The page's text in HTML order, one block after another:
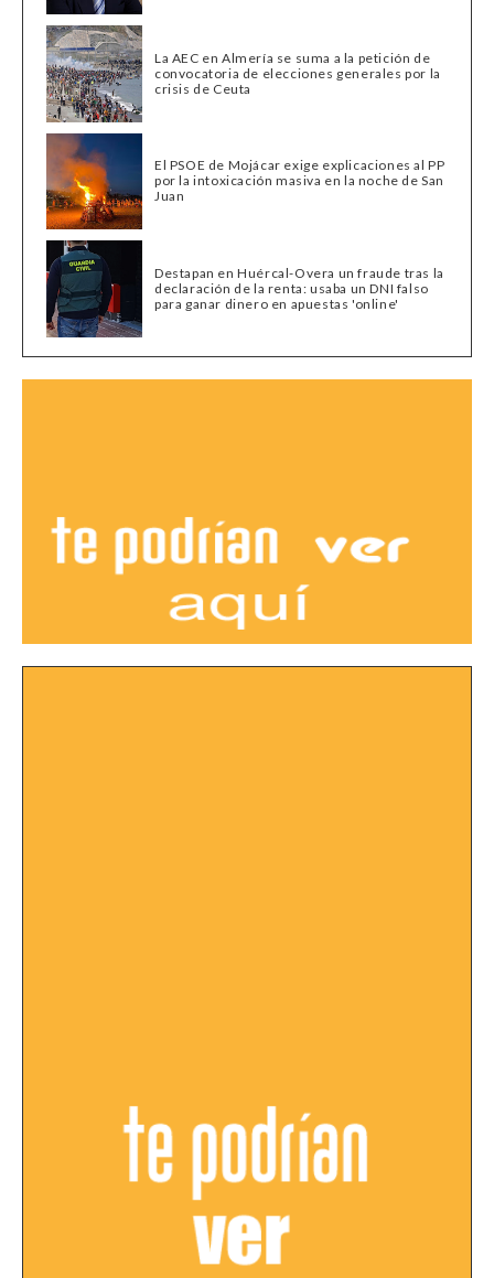
La AEC en Almería se suma a la petición de
convocatoria de elecciones generales por la
crisis de Ceuta
El PSOE de Mojácar exige explicaciones al PP
por la intoxicación masiva en la noche de San
Juan
Destapan en Huércal-Overa un fraude tras la
declaración de la renta: usaba un DNI falso
para ganar dinero en apuestas 'online'